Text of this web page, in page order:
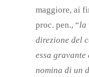
maggiore, ai
proc. pen., “la
direzione del
essa gravante
nomina di un